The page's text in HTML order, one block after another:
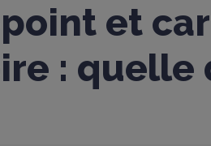
et
: quelle